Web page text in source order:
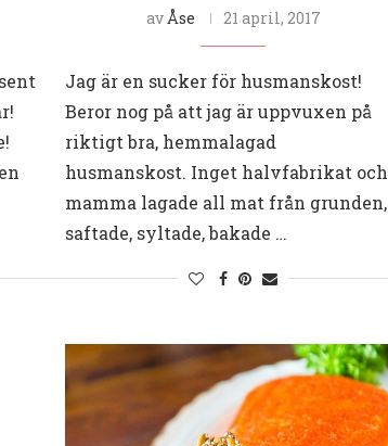
avÅse 21 april, 2017
Jag är en sucker för husmanskost!
Beror nog på att jag är uppvuxen på
riktigt bra, hemmalagad
husmanskost. Inget halvfabrikat och
mamma lagade all mat från grunden,
saftade, syltade, bakade …